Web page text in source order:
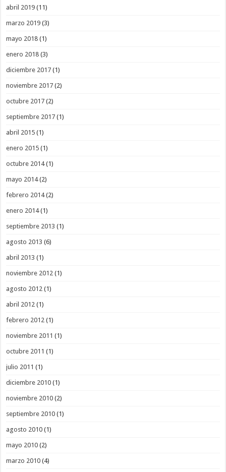
abril 2019 (11)
marzo 2019 (3)
mayo 2018 (1)
enero 2018 (3)
diciembre 2017 (1)
noviembre 2017 (2)
octubre 2017 (2)
septiembre 2017 (1)
abril 2015 (1)
enero 2015 (1)
octubre 2014(1)
mayo 2014(2)
febrero 2014(2)
enero 2014(1)
septiembre 2013 (1)
agosto 2013 (6)
abril 2013 (1)
noviembre 2012 (1)
agosto 2012 (1)
abril 2012 (1)
febrero 2012 (1)
noviembre 2011 (1)
octubre 2011 (1)
julio 2011 (1)
diciembre 2010 (1)
noviembre 2010 (2)
septiembre 2010 (1)
agosto 2010 (1)
mayo 2010 (2)
marzo 2010 (4)